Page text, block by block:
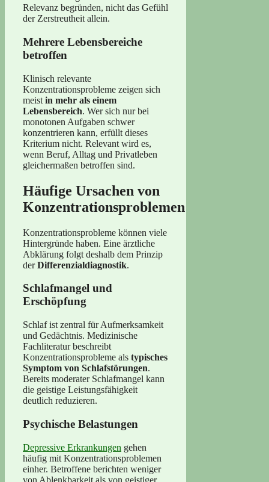
Relevanz begründen, nicht das Gefühl
der Zerstreutheit allein.
Mehrere Lebensbereiche
betroffen
Klinisch relevante
Konzentrationsprobleme zeigen sich
meist in mehr als einem
Lebensbereich. Wer sich nur bei
monotonen Aufgaben schwer
konzentrieren kann, erfüllt dieses
Kriterium nicht. Relevant wird es,
wenn Beruf, Alltag und Privatleben
gleichermaßen betroffen sind.
Häufige Ursachen von
Konzentrationsproblemen
Konzentrationsprobleme können viele
Hintergründe haben. Eine ärztliche
Abklärung folgt deshalb dem Prinzip
derDifferenzialdiagnostik.
Schlafmangel und
Erschöpfung
Schlaf ist zentral für Aufmerksamkeit
und Gedächtnis. Medizinische
Fachliteratur beschreibt
Konzentrationsprobleme als typisches
Symptom von Schlafstörungen.
Bereits moderater Schlafmangel kann
die geistige Leistungsfähigkeit
deutlich reduzieren.
Psychische Belastungen
Depressive Erkrankungen gehen
häufig mit Konzentrationsproblemen
einher. Betroffene berichten weniger
von Ablenkbarkeit als von geistiger